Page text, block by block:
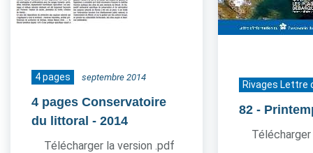
4 pages septembre 2014
4 pages Conservatoire
du littoral - 2014
Télécharger la version .pdf
Rivages Lettre
82 -